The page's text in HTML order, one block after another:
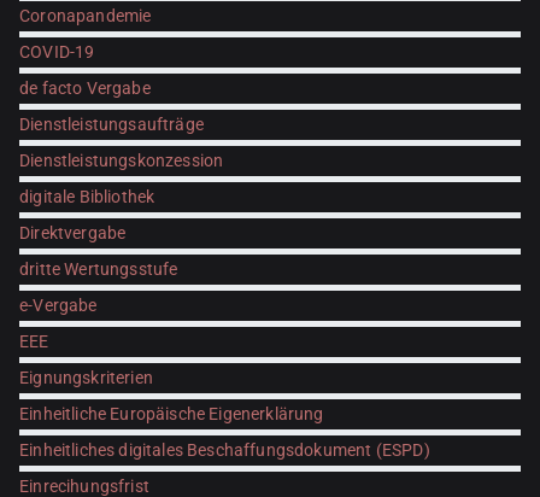
Coronapandemie
COVID-19
de facto Vergabe
Dienstleistungsaufträge
Dienstleistungskonzession
digitale Bibliothek
Direktvergabe
dritte Wertungsstufe
e-Vergabe
EEE
Eignungskriterien
Einheitliche Europäische Eigenerklärung
Einheitliches digitales Beschaffungsdokument (ESPD)
Einrecihungsfrist